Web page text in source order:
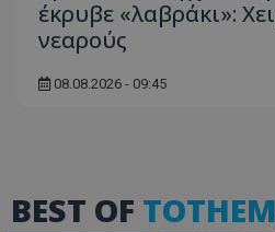
έκρυβε «λαβράκι»:
νεαρούς
08.08.2026 - 09:45
BEST OF